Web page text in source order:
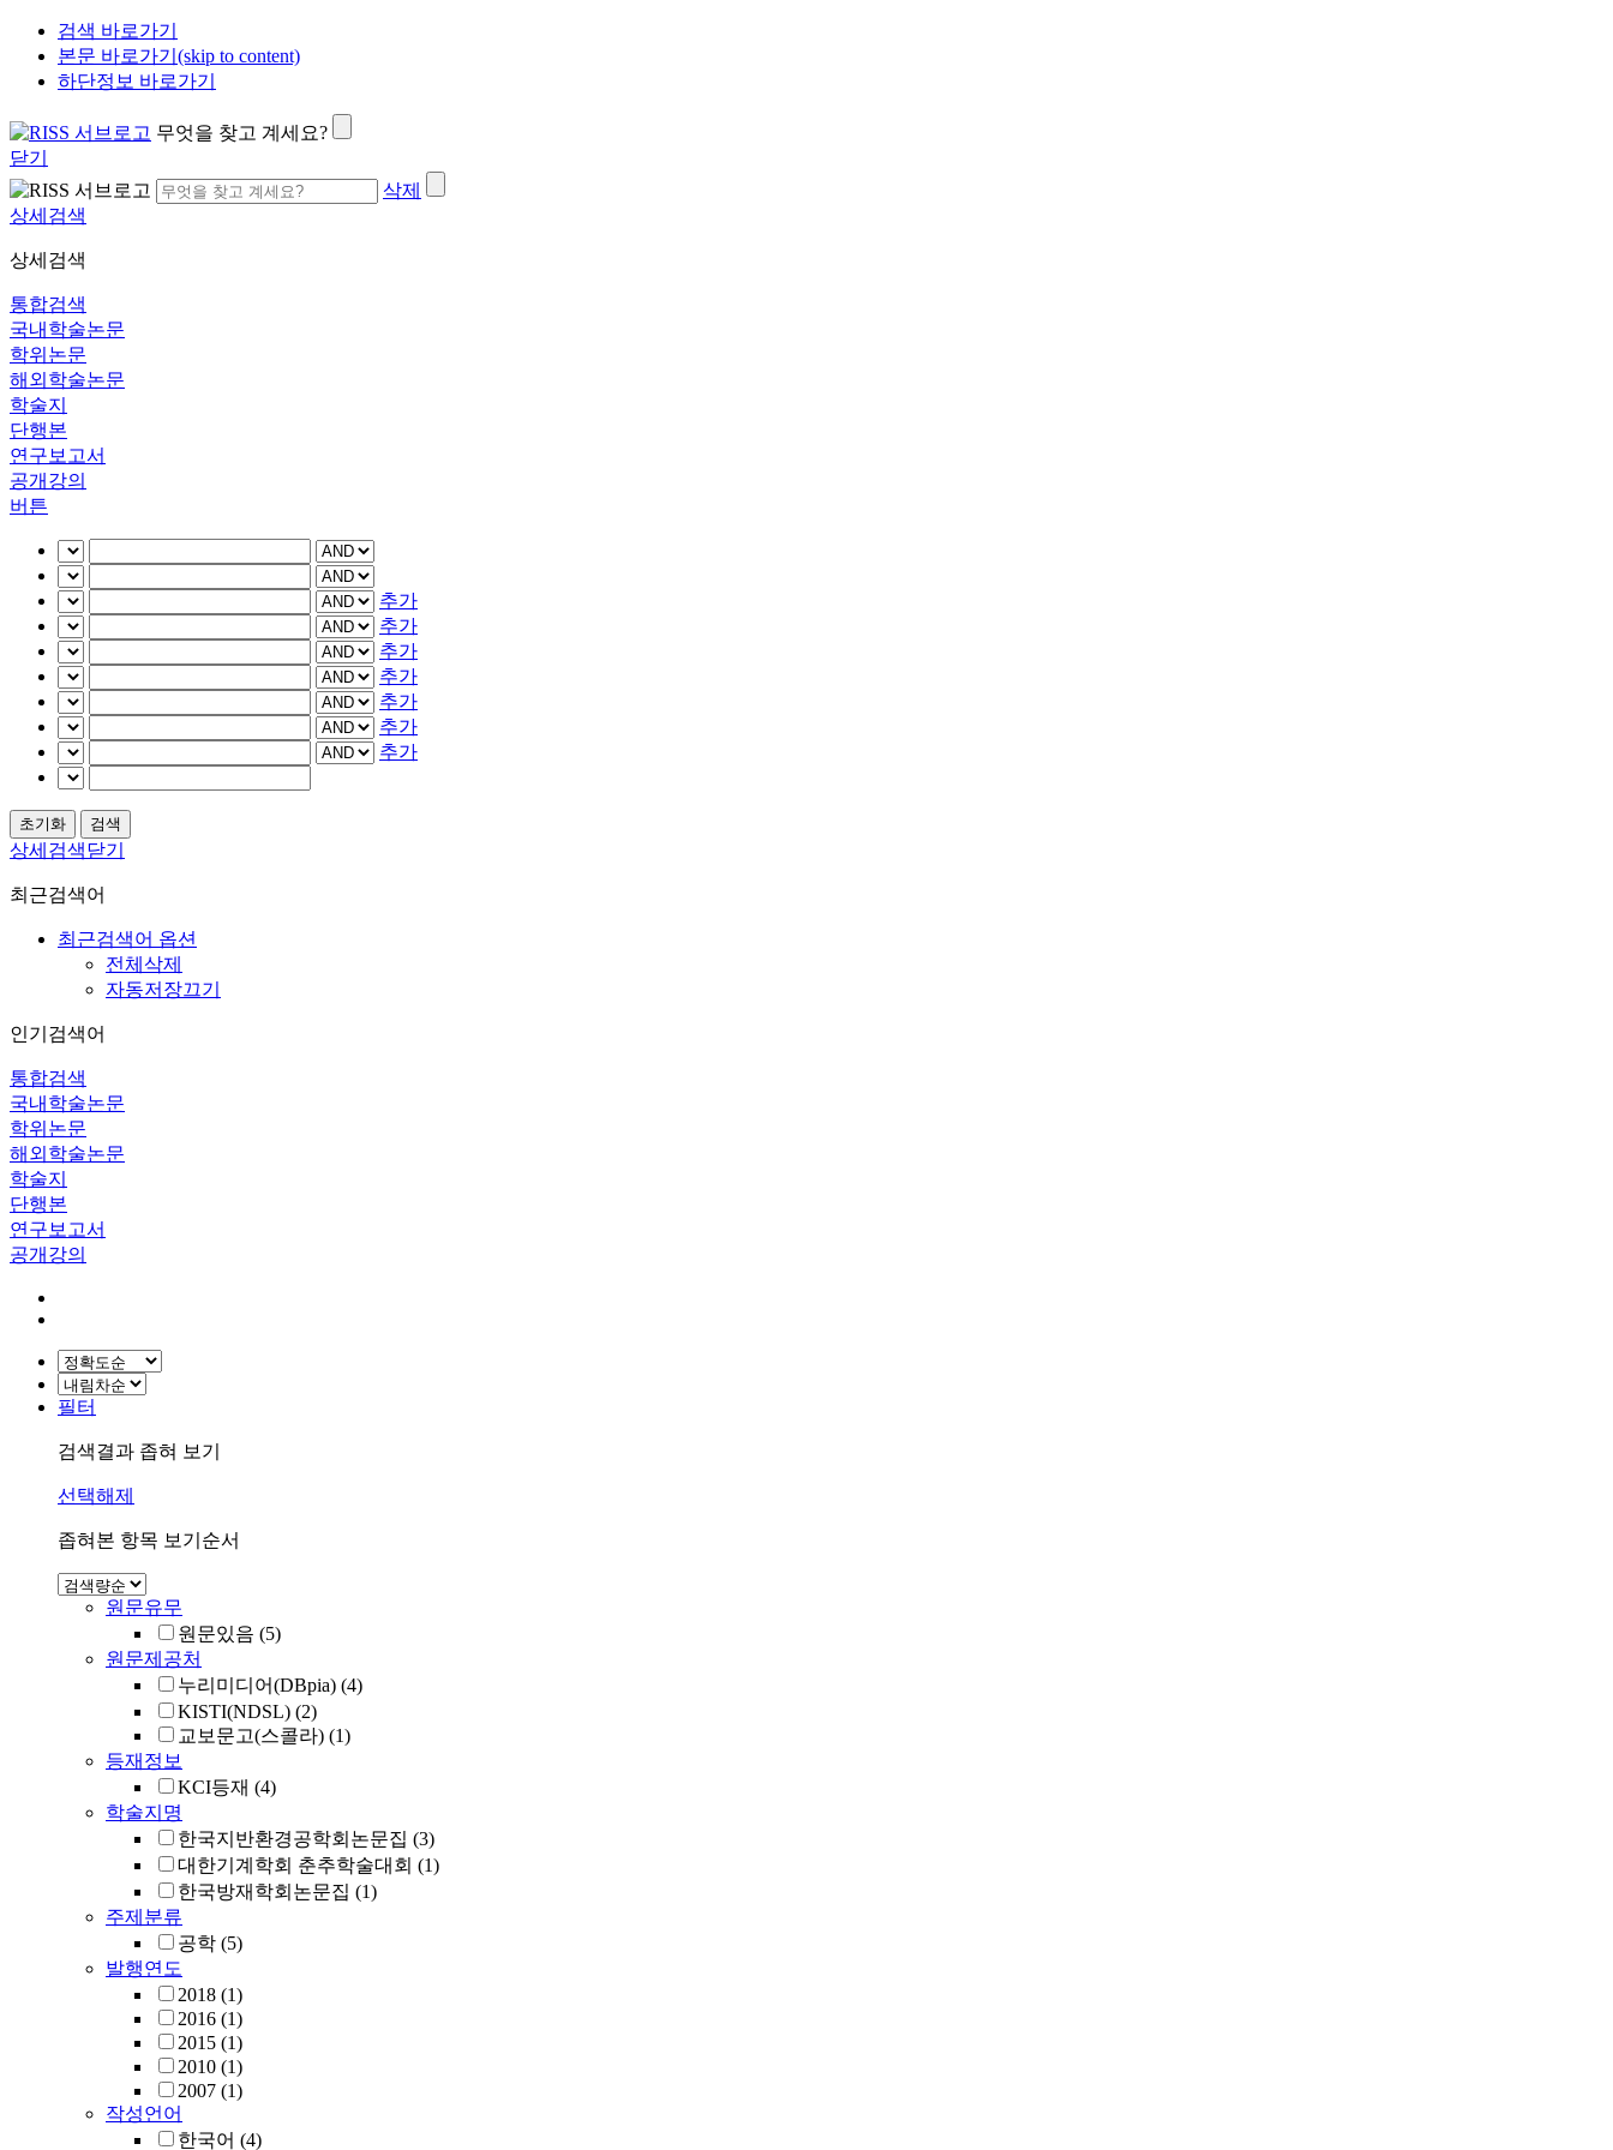
검색 바로가기
본문 바로가기(skip to content)
하단정보 바로가기
무엇을 찾고 계세요?
닫기
삭제
상세검색
상세검색
통합검색
국내학술논문
학위논문
해외학술논문
학술지
단행본
연구보고서
공개강의
버튼
추가
추가
추가
추가
추가
추가
추가
상세검색닫기
최근검색어
최근검색어 옵션
전체삭제
자동저장끄기
인기검색어
통합검색
국내학술논문
학위논문
해외학술논문
학술지
단행본
연구보고서
공개강의
필터
검색결과 좁혀 보기
선택해제
좁혀본 항목 보기순서
원문유무
원문있음 (5)
원문제공처
누리미디어(DBpia) (4)
KISTI(NDSL) (2)
교보문고(스콜라) (1)
등재정보
KCI등재 (4)
학술지명
한국지반환경공학회논문집 (3)
대한기계학회 춘추학술대회 (1)
한국방재학회논문집 (1)
주제분류
공학 (5)
발행연도
2018 (1)
2016 (1)
2015 (1)
2010 (1)
2007 (1)
작성언어
한국어 (4)